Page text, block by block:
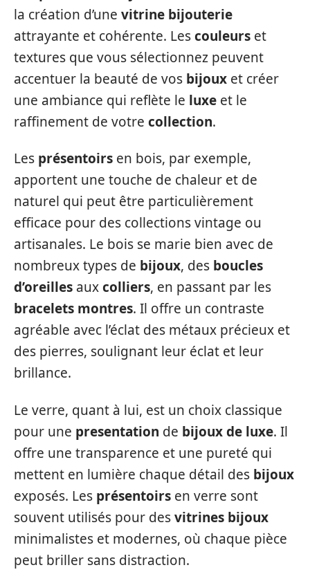
la création d’une vitrine bijouterie
attrayante et cohérente. Lescouleurs et
textures que vous sélectionnez peuvent
accentuer la beauté de vos bijoux et créer
une ambiance qui reflète le luxe et le
raffinement de votre collection.
Les présentoirs en bois, par exemple,
apportent une touche de chaleur et de
naturel qui peut être particulièrement
efficace pour des collections vintage ou
artisanales. Le bois se marie bien avec de
nombreux types de bijoux, des boucles
d’oreilles auxcolliers, en passant par les
bracelets montres. Il offre un contraste
agréable avec l’éclat des métaux précieux et
des pierres, soulignant leur éclat et leur
brillance.
Le verre, quant à lui, est un choix classique
pour une presentation de bijoux de luxe. Il
offre une transparence et une pureté qui
mettent en lumière chaque détail des bijoux
exposés. Les présentoirs en verre sont
souvent utilisés pour desvitrines bijoux
minimalistes et modernes, où chaque pièce
peut briller sans distraction.